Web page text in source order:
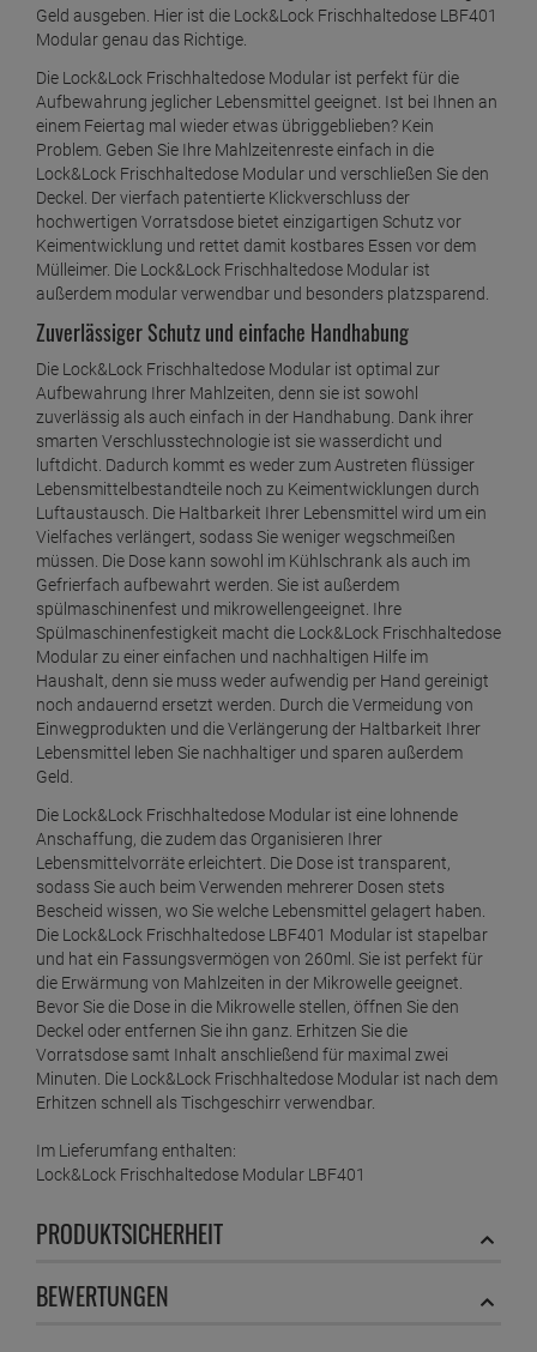
Geld ausgeben. Hier ist die Lock&Lock Frischhaltedose LBF401
Modular genau das Richtige.
Die Lock&Lock Frischhaltedose Modular ist perfekt für die
Aufbewahrung jeglicher Lebensmittel geeignet. Ist bei Ihnen an
einem Feiertag mal wieder etwas übriggeblieben? Kein
Problem. Geben Sie Ihre Mahlzeitenreste einfach in die
Lock&Lock Frischhaltedose Modular und verschließen Sie den
Deckel. Der vierfach patentierte Klickverschluss der
hochwertigen Vorratsdose bietet einzigartigen Schutz vor
Keimentwicklung und rettet damit kostbares Essen vor dem
Mülleimer. Die Lock&Lock Frischhaltedose Modular ist
außerdem modular verwendbar und besonders platzsparend.
Zuverlässiger Schutz und einfache Handhabung
Die Lock&Lock Frischhaltedose Modular ist optimal zur
Aufbewahrung Ihrer Mahlzeiten, denn sie ist sowohl
zuverlässig als auch einfach in der Handhabung. Dank ihrer
smarten Verschlusstechnologie ist sie wasserdicht und
luftdicht. Dadurch kommt es weder zum Austreten flüssiger
Lebensmittelbestandteile noch zu Keimentwicklungen durch
Luftaustausch. Die Haltbarkeit Ihrer Lebensmittel wird um ein
Vielfaches verlängert, sodass Sie weniger wegschmeißen
müssen. Die Dose kann sowohl im Kühlschrank als auch im
Gefrierfach aufbewahrt werden. Sie ist außerdem
spülmaschinenfest und mikrowellengeeignet. Ihre
Spülmaschinenfestigkeit macht die Lock&Lock Frischhaltedose
Modular zu einer einfachen und nachhaltigen Hilfe im
Haushalt, denn sie muss weder aufwendig per Hand gereinigt
noch andauernd ersetzt werden. Durch die Vermeidung von
Einwegprodukten und die Verlängerung der Haltbarkeit Ihrer
Lebensmittel leben Sie nachhaltiger und sparen außerdem
Geld.
Die Lock&Lock Frischhaltedose Modular ist eine lohnende
Anschaffung, die zudem das Organisieren Ihrer
Lebensmittelvorräte erleichtert. Die Dose ist transparent,
sodass Sie auch beim Verwenden mehrerer Dosen stets
Bescheid wissen, wo Sie welche Lebensmittel gelagert haben.
Die Lock&Lock Frischhaltedose LBF401 Modular ist stapelbar
und hat ein Fassungsvermögen von 260ml. Sie ist perfekt für
die Erwärmung von Mahlzeiten in der Mikrowelle geeignet.
Bevor Sie die Dose in die Mikrowelle stellen, öffnen Sie den
Deckel oder entfernen Sie ihn ganz. Erhitzen Sie die
Vorratsdose samt Inhalt anschließend für maximal zwei
Minuten. Die Lock&Lock Frischhaltedose Modular ist nach dem
Erhitzen schnell als Tischgeschirr verwendbar.
Im Lieferumfang enthalten:
Lock&Lock Frischhaltedose Modular LBF401
PRODUKTSICHERHEIT
BEWERTUNGEN